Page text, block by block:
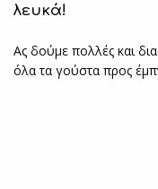
λευκά!
Ας δούμε πολλές και
όλα τα γούστα προς